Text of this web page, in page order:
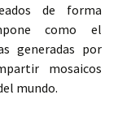
de forma
como el
generadas por
mosaicos
mundo.
de mosaicos